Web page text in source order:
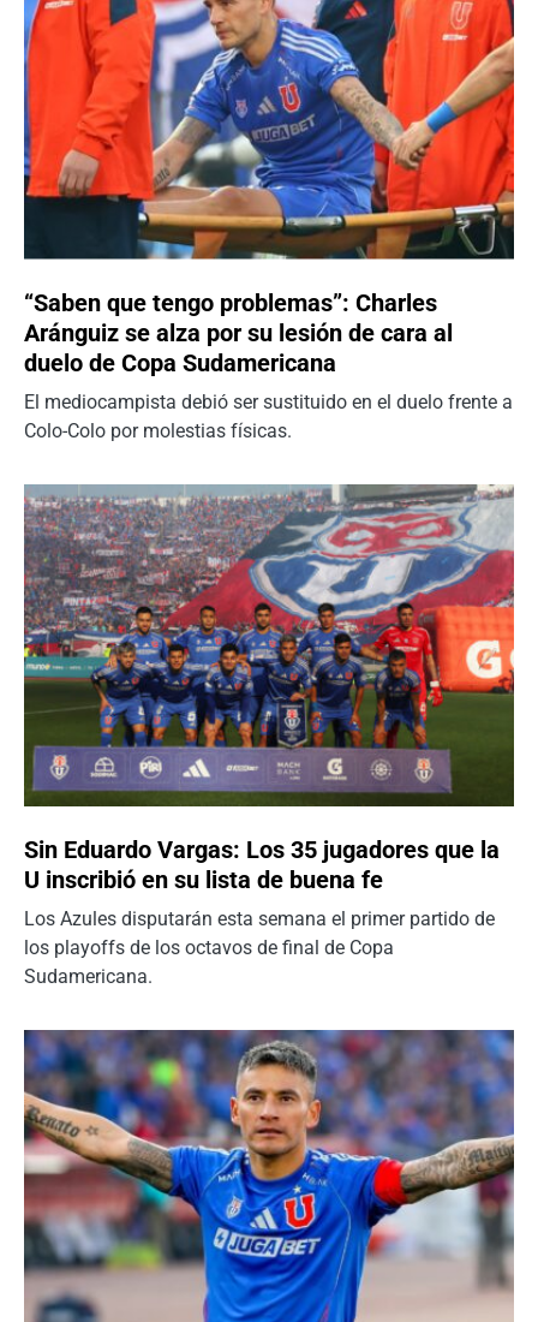
“Saben que tengo problemas”: Charles
Aránguiz se alza por su lesión de cara al
duelo de Copa Sudamericana
El mediocampista debió ser sustituido en el duelo frente a
Colo-Colo por molestias físicas.
Sin Eduardo Vargas: Los 35 jugadores que la
U inscribió en su lista de buena fe
Los Azules disputarán esta semana el primer partido de
los playoffs de los octavos de final de Copa
Sudamericana.